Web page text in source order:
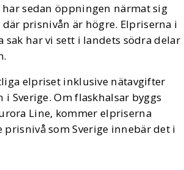
sedan öppningen närmat sig
prisnivån är högre. Elpriserna i
sak har vi sett i landets södra delar
elpriset inklusive nätavgifter
Sverige. Om flaskhalsar byggs
Line, kommer elpriserna
som Sverige innebär det i